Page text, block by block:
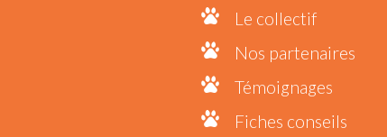
Le collectif
Nos partenaires
Témoignages
Fiches conseils